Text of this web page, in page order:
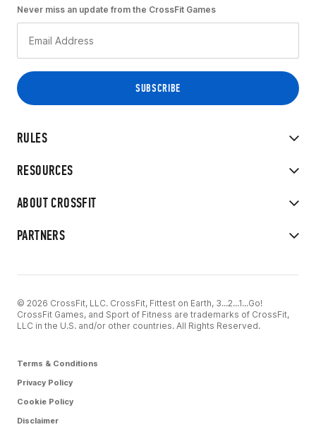
RULES
RESOURCES
ABOUT CROSSFIT
PARTNERS
Never miss an update from the CrossFit Games
© 2026 CrossFit, LLC. CrossFit, Fittest on Earth, 3...2...1...Go!
CrossFit Games, and Sport of Fitness are trademarks of CrossFit,
LLC in the U.S. and/or other countries. All Rights Reserved.
Terms & Conditions
Privacy Policy
Cookie Policy
Disclaimer